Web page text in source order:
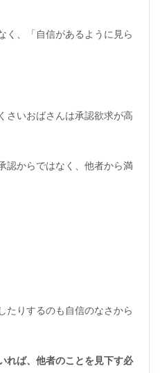
く、「自信があるように見ら
さいおばさんは承認欲求が高
認からではなく、他者から満
たりするのも自信のなさから
れば、他者のことを見下す必